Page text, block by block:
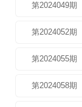
第2024049期
第2024052期
第2024055期
第2024058期